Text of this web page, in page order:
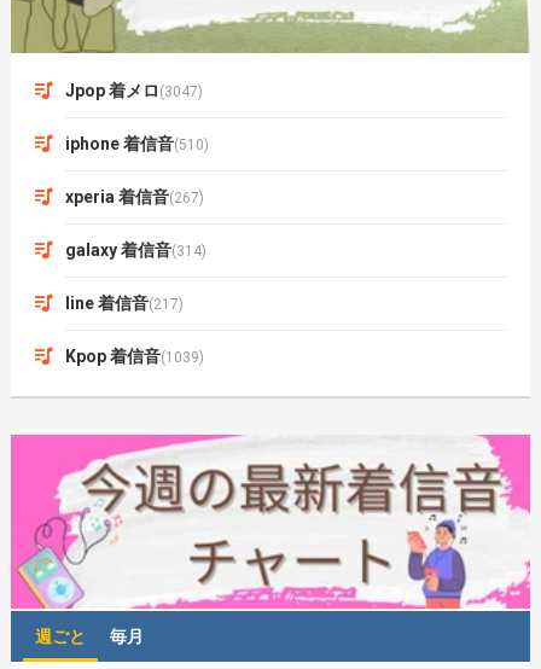
Jpop 着メロ (3047)
iphone 着信音(510)
xperia 着信音(267)
galaxy 着信音(314)
line 着信音(217)
Kpop 着信音(1039)
週ごと 毎月